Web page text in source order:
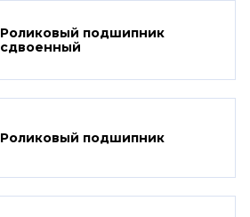
Роликовый подшипник
сдвоенный
Роликовый подшипник